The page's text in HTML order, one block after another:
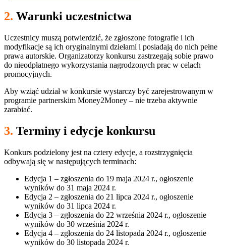
2. Warunki uczestnictwa
Uczestnicy muszą potwierdzić, że zgłoszone fotografie i ich
modyfikacje są ich oryginalnymi dziełami i posiadają do nich pełne
prawa autorskie. Organizatorzy konkursu zastrzegają sobie prawo
do nieodpłatnego wykorzystania nagrodzonych prac w celach
promocyjnych.
Aby wziąć udział w konkursie wystarczy być zarejestrowanym w
programie partnerskim Money2Money – nie trzeba aktywnie
zarabiać.
3. Terminy i edycje konkursu
Konkurs podzielony jest na cztery edycje, a rozstrzygnięcia
odbywają się w następujących terminach:
Edycja 1 – zgłoszenia do 19 maja 2024 r., ogłoszenie
wyników do 31 maja 2024 r.
Edycja 2 – zgłoszenia do 21 lipca 2024 r., ogłoszenie
wyników do 31 lipca 2024 r.
Edycja 3 – zgłoszenia do 22 września 2024 r., ogłoszenie
wyników do 30 września 2024 r.
Edycja 4 – zgłoszenia do 24 listopada 2024 r., ogłoszenie
wyników do 30 listopada 2024 r.